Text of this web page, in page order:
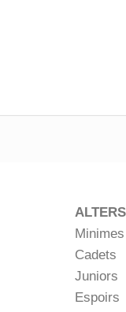
Minimes
Cadets
Juniors
Espoirs